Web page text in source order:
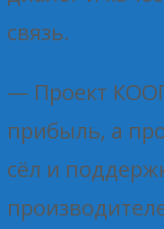
связь.
— Проект
прибыль, а
сёл и